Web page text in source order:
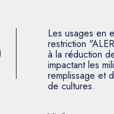
Les usages en
restriction
à la réduction
impactant les
remplissage et
de cultures.